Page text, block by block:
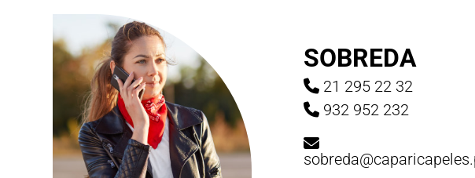
SOBREDA
21 295 22 32
932 952 232